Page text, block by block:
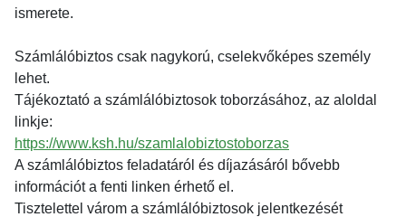
ismerete.
Számlálóbiztos csak nagykorú, cselekvőképes személy
lehet.
Tájékoztató a számlálóbiztosok toborzásához, az aloldal
linkje:
https://www.ksh.hu/szamlalobiztostoborzas
A számlálóbiztos feladatáról és díjazásáról bővebb
információt a fenti linken érhető el.
Tisztelettel várom a számlálóbiztosok jelentkezését